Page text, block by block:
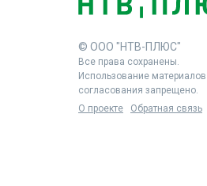
© ООО "НТВ-ПЛЮС"
Все права сохранены.
Использование материалов
согласования запрещено.
О проекте
Обратная связь